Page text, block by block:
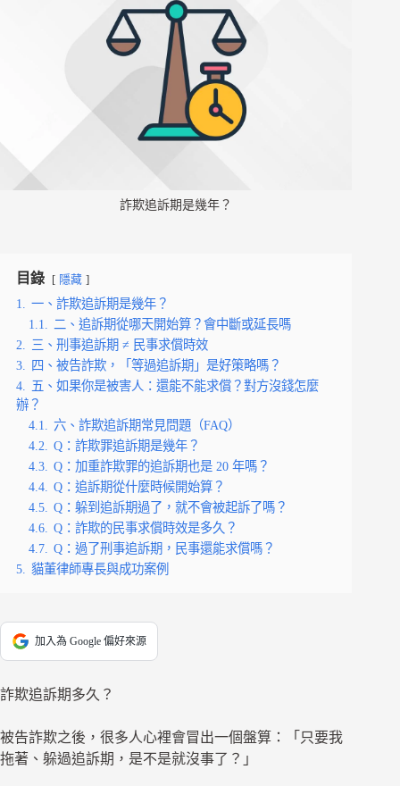
詐欺追訴期是幾年？
目錄 隱藏
1. 一、詐欺追訴期是幾年？
1.1. 二、追訴期從哪天開始算？會中斷或延長嗎
2. 三、刑事追訴期 ≠ 民事求償時效
3. 四、被告詐欺，「等過追訴期」是好策略嗎？
4. 五、如果你是被害人：還能不能求償？對方沒錢怎麼
辦？
4.1. 六、詐欺追訴期常見問題（FAQ）
4.2. Q：詐欺罪追訴期是幾年？
4.3. Q：加重詐欺罪的追訴期也是 20 年嗎？
4.4. Q：追訴期從什麼時候開始算？
4.5. Q：躲到追訴期過了，就不會被起訴了嗎？
4.6. Q：詐欺的民事求償時效是多久？
4.7. Q：過了刑事追訴期，民事還能求償嗎？
5. 貓董律師專長與成功案例
加入為 Google 偏好來源
詐欺追訴期多久？
被告詐欺之後，很多人心裡會冒出一個盤算：「只要我
拖著、躲過追訴期，是不是就沒事了？」